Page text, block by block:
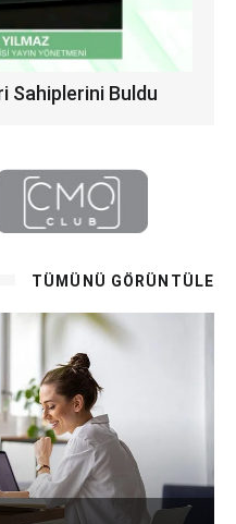
Sahiplerini Buldu
TÜMÜNÜ GÖRÜNTÜLE